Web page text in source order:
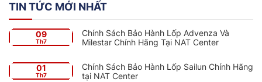
TIN TỨC MỚI NHẤT
09
Th7
Chính Sách Bảo Hành Lốp Advenza Và
Milestar Chính Hãng Tại NAT Center
01
Th7
Chính Sách Bảo Hành Lốp Sailun Chính Hãng
tại NAT Center